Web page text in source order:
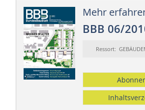
Mehr
BBB 06/
Ressort: